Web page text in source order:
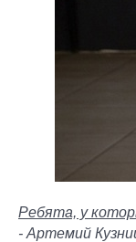
Ребята, у
- Артемий